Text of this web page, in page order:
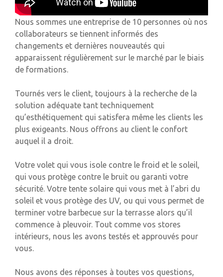
Nous sommes une entreprise de 10 personnes où nos
collaborateurs se tiennent informés des
changements et dernières nouveautés qui
apparaissent régulièrement sur le marché par le biais
de formations.
Tournés vers le client, toujours à la recherche de la
solution adéquate tant techniquement
qu’esthétiquement qui satisfera même les clients les
plus exigeants. Nous offrons au client le confort
auquel il a droit.
Votre volet qui vous isole contre le froid et le soleil,
qui vous protège contre le bruit ou garanti votre
sécurité. Votre tente solaire qui vous met à l’abri du
soleil et vous protège des UV, ou qui vous permet de
terminer votre barbecue sur la terrasse alors qu’il
commence à pleuvoir. Tout comme vos stores
intérieurs, nous les avons testés et approuvés pour
vous.
Nous avons des réponses à toutes vos questions,